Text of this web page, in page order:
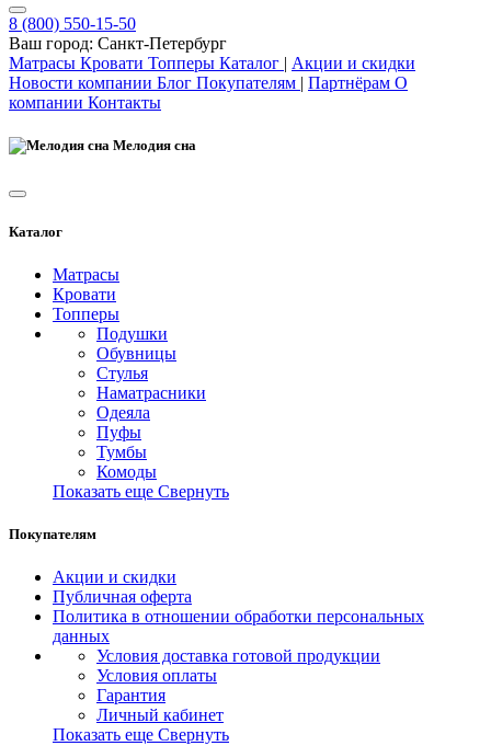
8 (800) 550-15-50
Ваш город: Санкт-Петербург
Матрасы Кровати Топперы Каталог | Акции и скидки
Новости компании Блог Покупателям | Партнёрам О
компании Контакты
Мелодия сна
Каталог
Матрасы
Кровати
Топперы
Подушки
Обувницы
Стулья
Наматрасники
Одеяла
Пуфы
Тумбы
Комоды
Показать еще Свернуть
Покупателям
Акции и скидки
Публичная оферта
Политика в отношении обработки персональных
данных
Условия доставка готовой продукции
Условия оплаты
Гарантия
Личный кабинет
Показать еще Свернуть